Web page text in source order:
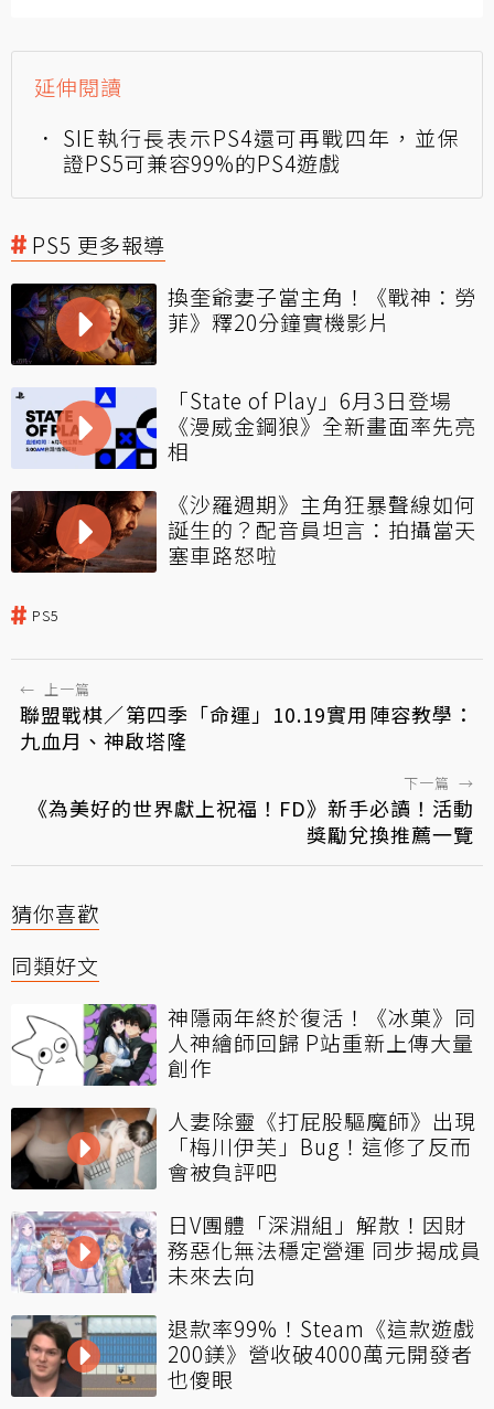
延伸閱讀
SIE執行長表示PS4還可再戰四年，並保
證PS5可兼容99%的PS4遊戲
PS5 更多報導
換奎爺妻子當主角！《戰神：勞
菲》釋20分鐘實機影片
「State of Play」6月3日登場
《漫威金鋼狼》全新畫面率先亮
相
《沙羅週期》主角狂暴聲線如何
誕生的？配音員坦言：拍攝當天
塞車路怒啦
PS5
← 上一篇
聯盟戰棋／第四季「命運」10.19實用陣容教學：
九血月、神啟塔隆
下一篇 →
《為美好的世界獻上祝福！FD》新手必讀！活動
獎勵兌換推薦一覽
猜你喜歡
同類好文
神隱兩年終於復活！《冰菓》同
人神繪師回歸 P站重新上傳大量
創作
人妻除靈《打屁股驅魔師》出現
「梅川伊芙」Bug！這修了反而
會被負評吧
日V團體「深淵組」解散！因財
務惡化無法穩定營運 同步揭成員
未來去向
退款率99%！Steam《這款遊戲
200鎂》營收破4000萬元開發者
也傻眼